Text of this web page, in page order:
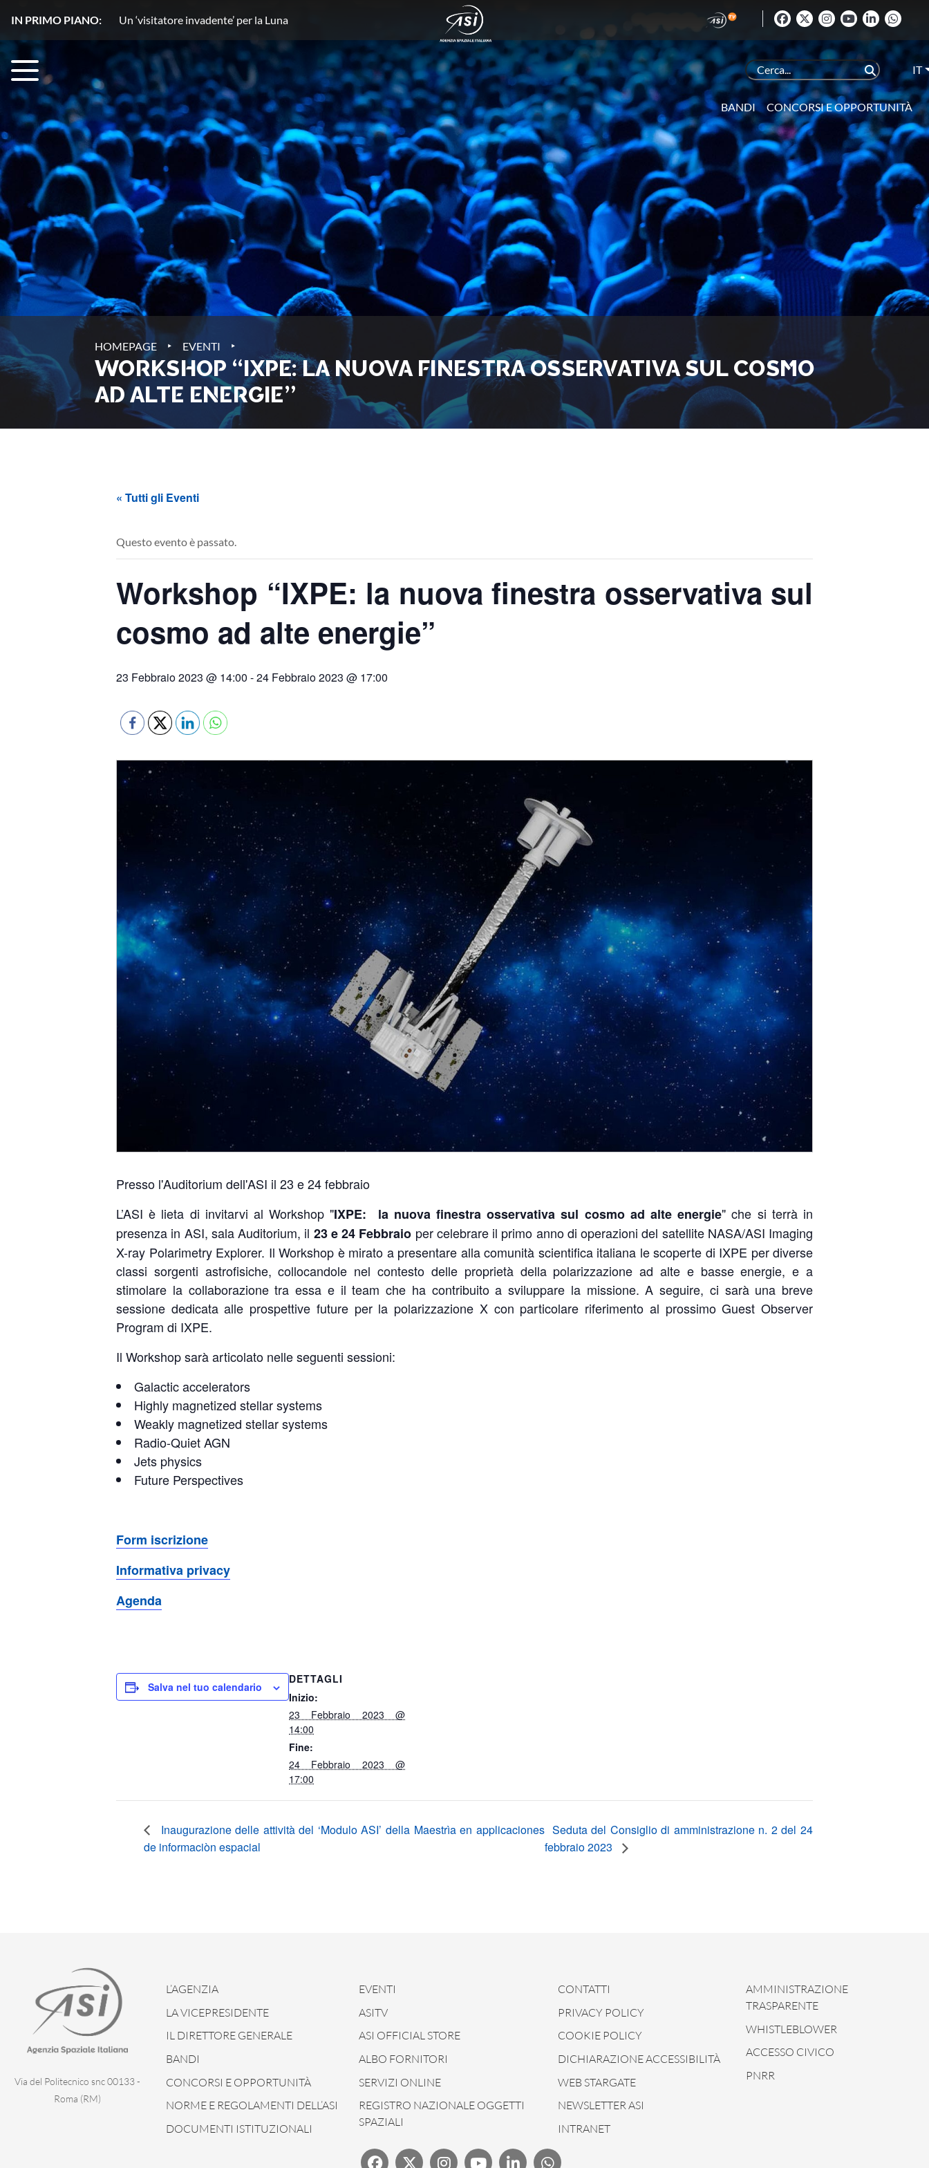
IN PRIMO PIANO: Un copilota ‘stellare’ rivoluziona l’osservazione del cosmo
IT
BANDI CONCORSI E OPPORTUNITÀ
HOMEPAGE ‣ EVENTI ‣
WORKSHOP “IXPE: LA NUOVA FINESTRA OSSERVATIVA SUL COSMO
AD ALTE ENERGIE”
« Tutti gli Eventi
Questo evento è passato.
Workshop “IXPE: la nuova finestra osservativa sul
cosmo ad alte energie”
23 Febbraio 2023 @ 14:00 -24 Febbraio 2023 @ 17:00
Presso l'Auditorium dell'ASI il 23 e 24 febbraio
L’ASI è lieta di invitarvi al Workshop "IXPE: la nuova finestra osservativa sul cosmo ad alte energie" che si terrà in
presenza in ASI, sala Auditorium, il 23 e 24 Febbraio per celebrare il primo anno di operazioni del satellite NASA/ASI Imaging
X-ray Polarimetry Explorer. Il Workshop è mirato a presentare alla comunità scientifica italiana le scoperte di IXPE per diverse
classi sorgenti astrofisiche, collocandole nel contesto delle proprietà della polarizzazione ad alte e basse energie, e a
stimolare la collaborazione tra essa e il team che ha contribuito a sviluppare la missione. A seguire, ci sarà una breve
sessione dedicata alle prospettive future per la polarizzazione X con particolare riferimento al prossimo Guest Observer
Program di IXPE.
Il Workshop sarà articolato nelle seguenti sessioni:
Galactic accelerators
Highly magnetized stellar systems
Weakly magnetized stellar systems
Radio-Quiet AGN
Jets physics
Future Perspectives
Form iscrizione
Informativa privacy
Agenda
Salva nel tuo calendario
DETTAGLI
Inizio:
23 Febbraio 2023 @
14:00
Fine:
24 Febbraio 2023 @
17:00
Inaugurazione delle attività del ‘Modulo ASI’ della Maestrìa en applicaciones
de informaciòn espacial
Seduta del Consiglio di amministrazione n. 2 del 24
febbraio 2023
Via del Politecnico snc 00133 -
Roma (RM)
L’AGENZIA
LA VICEPRESIDENTE
IL DIRETTORE GENERALE
BANDI
CONCORSI E OPPORTUNITÀ
NORME E REGOLAMENTI DELL’ASI
DOCUMENTI ISTITUZIONALI
EVENTI
ASITV
ASI OFFICIAL STORE
ALBO FORNITORI
SERVIZI ONLINE
REGISTRO NAZIONALE OGGETTI
SPAZIALI
CONTATTI
PRIVACY POLICY
COOKIE POLICY
DICHIARAZIONE ACCESSIBILITÀ
WEB STARGATE
NEWSLETTER ASI
INTRANET
AMMINISTRAZIONE
TRASPARENTE
WHISTLEBLOWER
ACCESSO CIVICO
PNRR